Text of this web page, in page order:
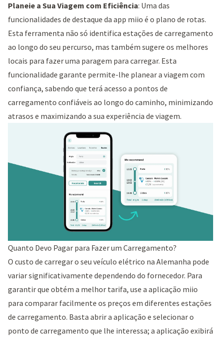
Planeie a Sua Viagem com Eficiência: Uma das
funcionalidades de destaque da app miio é o plano de rotas.
Esta ferramenta não só identifica estações de carregamento
ao longo do seu percurso, mas também sugere os melhores
locais para fazer uma paragem para carregar. Esta
funcionalidade garante permite-lhe planear a viagem com
confiança, sabendo que terá acesso a pontos de
carregamento confiáveis ao longo do caminho, minimizando
atrasos e maximizando a sua experiência de viagem.
Quanto Devo Pagar para Fazer um Carregamento?
O custo de carregar o seu veículo elétrico na Alemanha pode
variar significativamente dependendo do fornecedor. Para
garantir que obtém a melhor tarifa, use a aplicação miio
para comparar facilmente os preços em diferentes estações
de carregamento. Basta abrir a aplicação e selecionar o
ponto de carregamento que lhe interessa; a aplicação exibirá